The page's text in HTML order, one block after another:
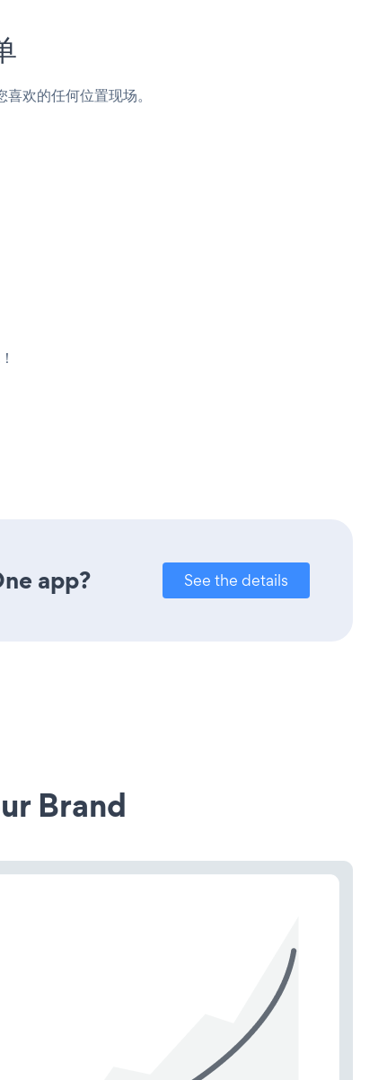
欢的任何位置现场。
app? See the details
Brand